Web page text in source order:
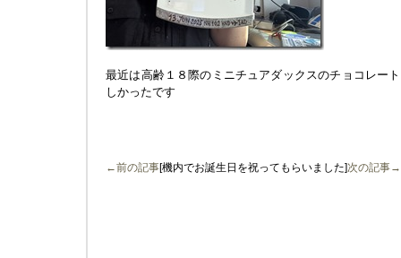
最近は高齢１８際のミニチュアダックスのチョコレー
しかったです
←前の記事[機内でお誕生日を祝ってもらいました]次の記事→